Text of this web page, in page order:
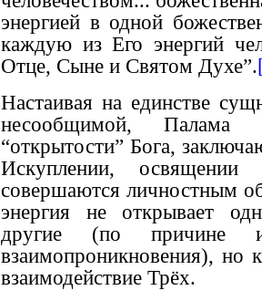
энергией в одной
каждую из Его энергий
Отце, Сыне и Святом Духе”.
Настаивая на единстве
несообщимой, Палама
“открытости” Бога,
Искуплении,
совершаются личностным
энергия не открывает
другие (по причине
взаимопроникновения), но
взаимодействие Трёх.